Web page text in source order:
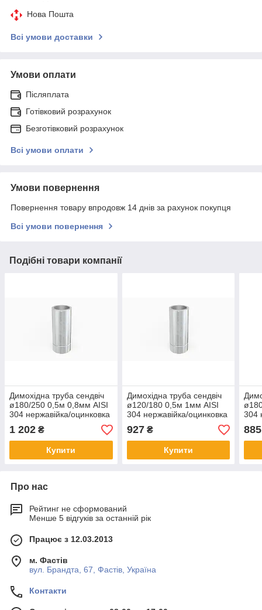
Нова Пошта
Всі умови доставки
Умови оплати
Післяплата
Готівковий розрахунок
Безготівковий розрахунок
Всі умови оплати
Умови повернення
Повернення товару впродовж 14 днів за рахунок покупця
Всі умови повернення
Подібні товари компанії
Димохідна труба сендвіч
ø180/250 0,5м 0,8мм AISI
304 нержавійка/оцинковка
1 202 ₴
Купити
Димохідна труба сендвіч
ø120/180 0,5м 1мм AISI
304 нержавійка/оцинковка
927₴
Купити
304
885
Про нас
Рейтинг не сформований
Менше 5 відгуків за останній рік
Працює з 12.03.2013
м. Фастів
вул. Брандта, 67, Фастів, Україна
Контакти